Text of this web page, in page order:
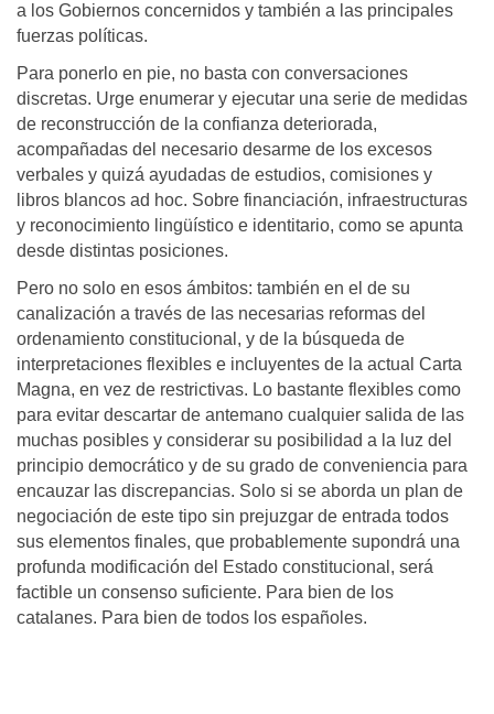
a los Gobiernos concernidos y también a las principales
fuerzas políticas.
Para ponerlo en pie, no basta con conversaciones
discretas. Urge enumerar y ejecutar una serie de medidas
de reconstrucción de la confianza deteriorada,
acompañadas del necesario desarme de los excesos
verbales y quizá ayudadas de estudios, comisiones y
libros blancos ad hoc. Sobre financiación, infraestructuras
y reconocimiento lingüístico e identitario, como se apunta
desde distintas posiciones.
Pero no solo en esos ámbitos: también en el de su
canalización a través de las necesarias reformas del
ordenamiento constitucional, y de la búsqueda de
interpretaciones flexibles e incluyentes de la actual Carta
Magna, en vez de restrictivas. Lo bastante flexibles como
para evitar descartar de antemano cualquier salida de las
muchas posibles y considerar su posibilidad a la luz del
principio democrático y de su grado de conveniencia para
encauzar las discrepancias. Solo si se aborda un plan de
negociación de este tipo sin prejuzgar de entrada todos
sus elementos finales, que probablemente supondrá una
profunda modificación del Estado constitucional, será
factible un consenso suficiente. Para bien de los
catalanes. Para bien de todos los españoles.